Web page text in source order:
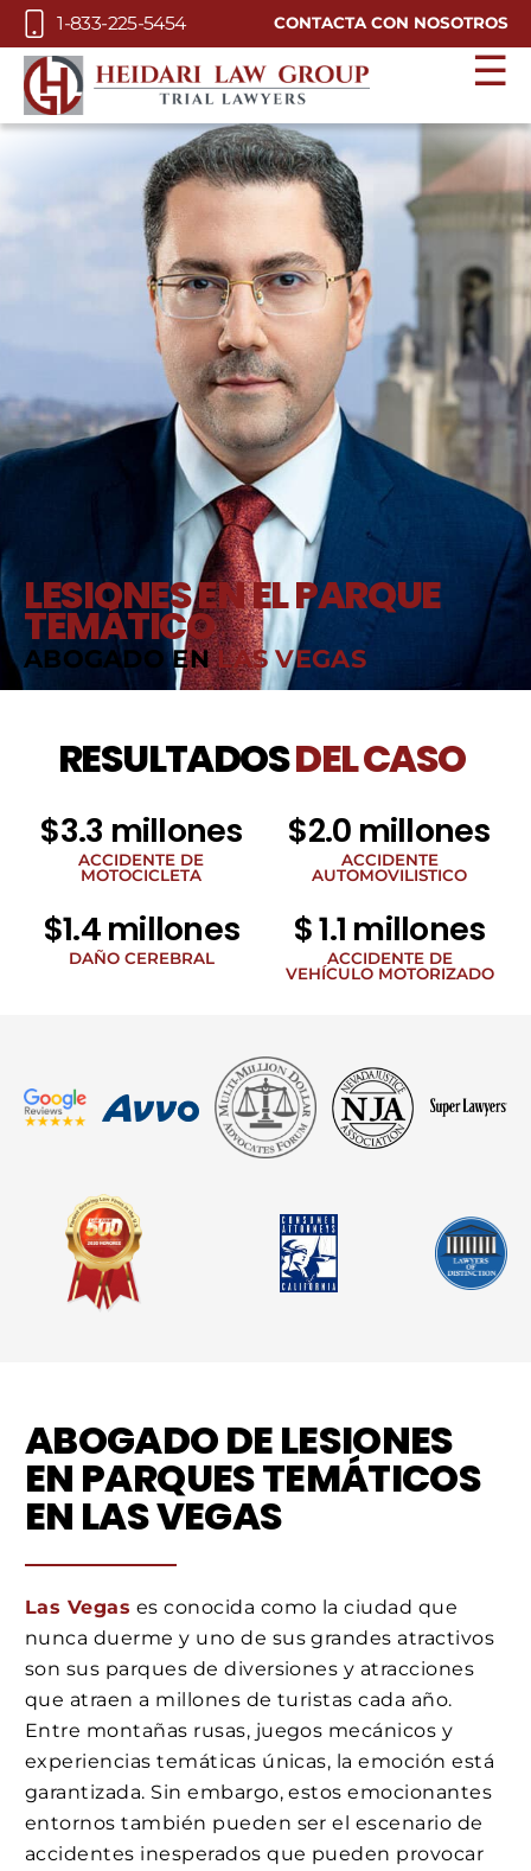
Skip to Main Content
1-833-225-5454 CONTACTA CON NOSOTROS
☰
LESIONES EN EL PARQUE
TEMÁTICO
ABOGADO ENLAS VEGAS
RESULTADOSDEL CASO
$3.3 millones
ACCIDENTE DE
MOTOCICLETA
$2.0 millones
ACCIDENTE
AUTOMOVILISTICO
$1.4 millones
DAÑO CEREBRAL
$ 1.1 millones
ACCIDENTE DE
VEHÍCULO MOTORIZADO
ABOGADO DE LESIONES
EN PARQUES TEMÁTICOS
EN LAS VEGAS
Las Vegas es conocida como la ciudad que
nunca duerme y uno de sus grandes atractivos
son sus parques de diversiones y atracciones
que atraen a millones de turistas cada año.
Entre montañas rusas, juegos mecánicos y
experiencias temáticas únicas, la emoción está
garantizada. Sin embargo, estos emocionantes
entornos también pueden ser el escenario de
accidentes inesperados que pueden provocar